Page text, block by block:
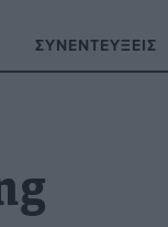
ΣΥΝΕΝΤΕΎΞΕΙΣ